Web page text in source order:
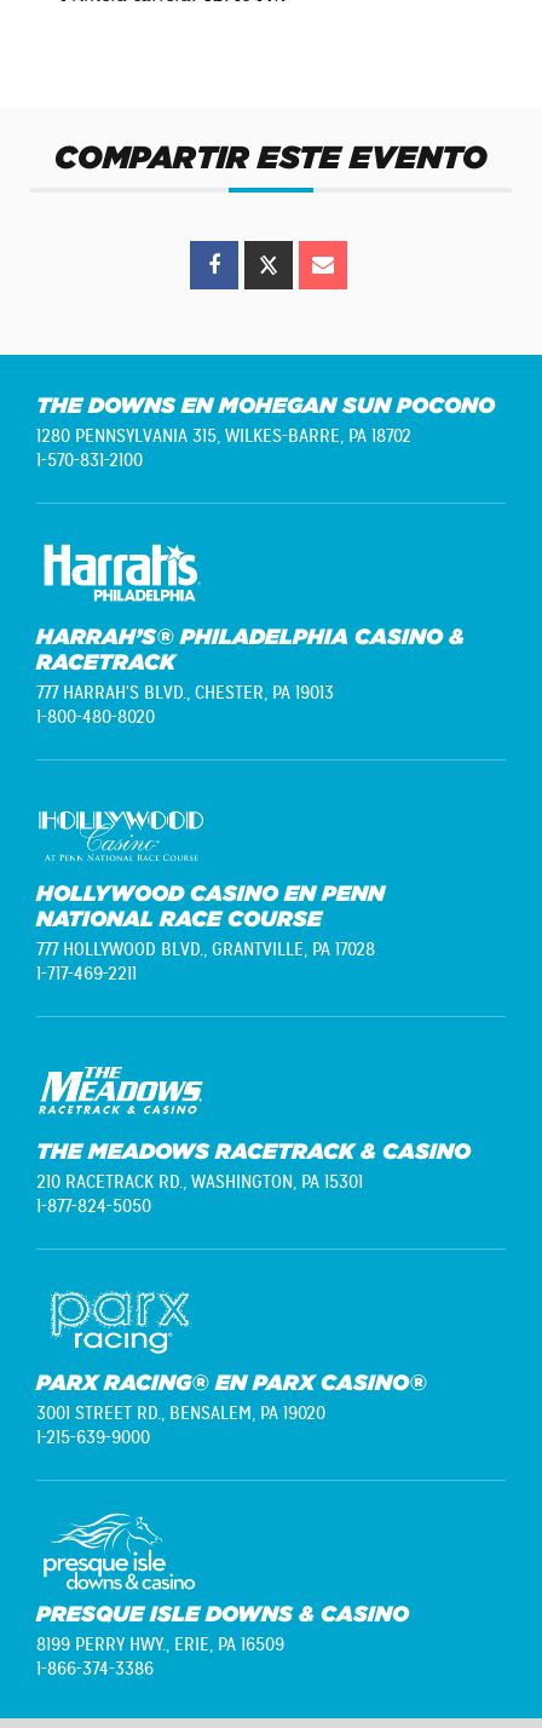
COMPARTIR ESTE EVENTO
THE DOWNS EN MOHEGAN SUN POCONO
1280 PENNSYLVANIA 315, WILKES-BARRE, PA 18702
1-570-831-2100
HARRAH’S® PHILADELPHIA CASINO &
RACETRACK
777 HARRAH'S BLVD., CHESTER, PA 19013
1-800-480-8020
HOLLYWOOD CASINO EN PENN
NATIONAL RACE COURSE
777 HOLLYWOOD BLVD., GRANTVILLE, PA 17028
1-717-469-2211
THE MEADOWS RACETRACK & CASINO
210 RACETRACK RD., WASHINGTON, PA 15301
1-877-824-5050
PARX RACING® EN PARX CASINO®
3001 STREET RD., BENSALEM, PA 19020
1-215-639-9000
PRESQUE ISLE DOWNS & CASINO
8199 PERRY HWY., ERIE, PA 16509
1-866-374-3386